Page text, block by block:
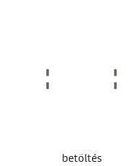
betöltés